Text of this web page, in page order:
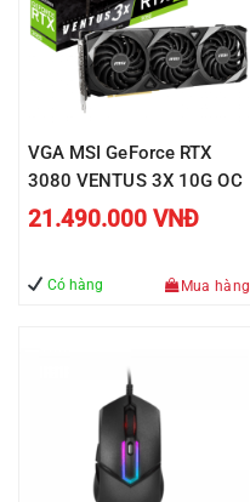
VGA MSI GeForce RTX
3080 VENTUS 3X 10G OC
21.490.000 VNĐ
Có hàng Mua hàng